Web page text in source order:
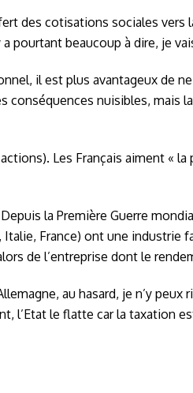
des cotisations sociales vers
pourtant beaucoup à dire, je
il est plus avantageux de
nuisibles, mais
Les Français aiment « la
la Première Guerre
France) ont une industrie
de l’entreprise dont le
au hasard, je n’y peux
l’Etat le flatte car la taxation